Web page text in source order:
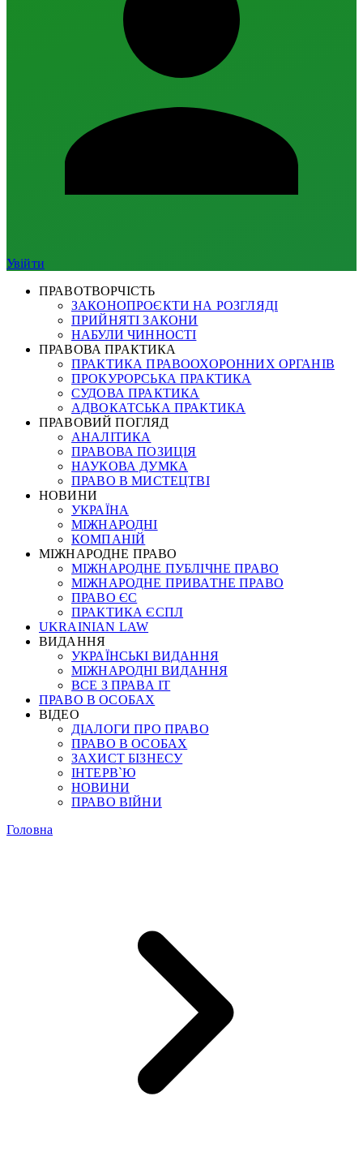
Увійти
ПРАВОТВОРЧІСТЬ
ЗАКОНОПРОЄКТИ НА РОЗГЛЯДІ
ПРИЙНЯТІ ЗАКОНИ
НАБУЛИ ЧИННОСТІ
ПРАВОВА ПРАКТИКА
ПРАКТИКА ПРАВООХОРОННИХ ОРГАНІВ
ПРОКУРОРСЬКА ПРАКТИКА
СУДОВА ПРАКТИКА
АДВОКАТСЬКА ПРАКТИКА
ПРАВОВИЙ ПОГЛЯД
АНАЛІТИКА
ПРАВОВА ПОЗИЦІЯ
НАУКОВА ДУМКА
ПРАВО В МИСТЕЦТВІ
НОВИНИ
УКРАЇНА
МІЖНАРОДНІ
КОМПАНІЙ
МІЖНАРОДНЕ ПРАВО
МІЖНАРОДНЕ ПУБЛІЧНЕ ПРАВО
МІЖНАРОДНЕ ПРИВАТНЕ ПРАВО
ПРАВО ЄС
ПРАКТИКА ЄСПЛ
UKRAINIAN LAW
ВИДАННЯ
УКРАЇНСЬКІ ВИДАННЯ
МІЖНАРОДНІ ВИДАННЯ
ВСЕ З ПРАВА ІТ
ПРАВО В ОСОБАХ
ВІДЕО
ДІАЛОГИ ПРО ПРАВО
ПРАВО В ОСОБАХ
ЗАХИСТ БІЗНЕСУ
ІНТЕРВ`Ю
НОВИНИ
ПРАВО ВІЙНИ
Головна